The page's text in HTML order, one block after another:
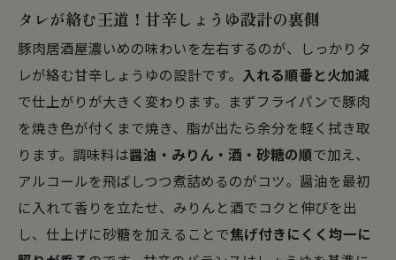
タレが絡む王道！甘辛しょうゆ設計の裏側
豚肉居酒屋濃いめの味わいを左右するのが、しっかりタ
レが絡む甘辛しょうゆの設計です。 入れる順番と火加減
で仕上がりが大きく変わります。まずフライパンで豚肉
を焼き色が付くまで焼き、脂が出たら余分を軽く拭き取
ります。調味料は醤油・みりん・酒・砂糖の順で加え、
アルコールを飛ばしつつ煮詰めるのがコツ。醤油を最初
に入れて香りを立たせ、みりんと酒でコクと伸びを出
し、仕上げに砂糖を加えることで焦げ付きにくく均一に